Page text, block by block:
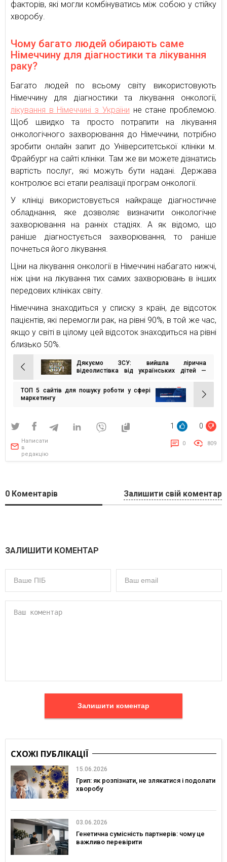
факторів, які могли комбінуватись між собою у стійку
хворобу.
Чому багато людей обирають саме
Німеччину для діагностики та лікування
раку?
Багато людей по всьому світу використовують
Німеччину для діагностики та лікування онкології,
лікування в Німеччині з України не стане проблемою.
Щоб швидко та просто потрапити на лікування
онкологічного захворювання до Німеччини, потрібно
зробити онлайн запит до Університетської клініки м.
Фрайбург на сайті клініки. Там же ви можете дізнатись
вартість послуг, які можуть бути надані. Держава
контролює всі етапи реалізації програм онкології.
У клініці використовується найкраще діагностичне
обладнання, яке дозволяє визначити онкологічне
захворювання на ранніх стадіях. А як відомо, що
раніше діагностується захворювання, то раніше
почнеться його лікування.
Ціни на лікування онкології в Німеччині набагато нижчі,
ніж ціни на лікування тих самих захворювань в інших
передових клініках світу.
Німеччина знаходиться у списку з країн, де відсоток
пацієнтів, які перемогли рак, на рівні 90%, в той же час,
якщо у світі в цілому цей відсоток знаходиться на рівні
близько 50%.
Навігація
записів
Дякуємо ЗСУ: вийшла лірична
відеолистівка від українських дітей —
ТОП 5 сайтів для пошуку роботи у сфері
маркетингу
1 0
Написати
в
редакцію
0 809
0 Коментарів Залишити свій коментар
ЗАЛИШИТИ КОМЕНТАР
Залишити коментар
СХОЖІ ПУБЛІКАЦІЇ
15.06.2026
Грип: як розпізнати, не злякатися і подолати
хворобу
03.06.2026
Генетична сумісність партнерів: чому це
важливо перевірити